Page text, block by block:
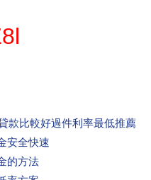
款比較好過件利率最低推薦
安全快速
的方法